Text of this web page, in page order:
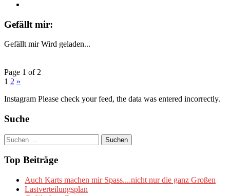
Gefällt mir:
Gefällt mir Wird geladen...
Page 1 of 2
1 2 »
Instagram Please check your feed, the data was entered incorrectly.
Suche
Suchen
nach:
Top Beiträge
Auch Karts machen mir Spass....nicht nur die ganz Großen
Lastverteilungsplan